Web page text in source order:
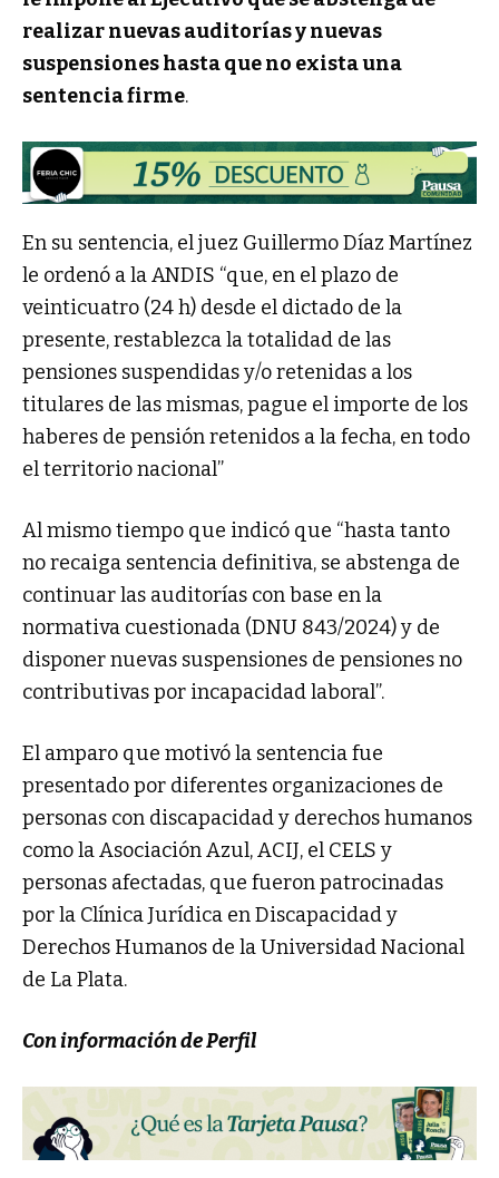
realizar nuevas auditorías y nuevas
suspensiones hasta que no exista una
sentencia firme.
En su sentencia, el juez Guillermo Díaz Martínez
le ordenó a la ANDIS “que, en el plazo de
veinticuatro (24 h) desde el dictado de la
presente, restablezca la totalidad de las
pensiones suspendidas y/o retenidas a los
titulares de las mismas, pague el importe de los
haberes de pensión retenidos a la fecha, en todo
el territorio nacional”
Al mismo tiempo que indicó que “hasta tanto
no recaiga sentencia definitiva, se abstenga de
continuar las auditorías con base en la
normativa cuestionada (DNU 843/2024) y de
disponer nuevas suspensiones de pensiones no
contributivas por incapacidad laboral”.
El amparo que motivó la sentencia fue
presentado por diferentes organizaciones de
personas con discapacidad y derechos humanos
como la Asociación Azul, ACIJ, el CELS y
personas afectadas, que fueron patrocinadas
por la Clínica Jurídica en Discapacidad y
Derechos Humanos de la Universidad Nacional
de La Plata.
Con información de Perfil